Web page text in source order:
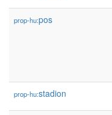
prop-hu:pos
prop-hu:stadion